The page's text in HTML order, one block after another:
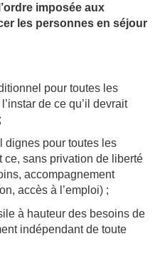
l’ordre imposée aux
les personnes en séjour
pour toutes les
de ce qu’il devrait
dignes pour toutes les
ce, sans privation de liberté
accompagnement
accès à l’emploi) ;
à hauteur des besoins de
indépendant de toute